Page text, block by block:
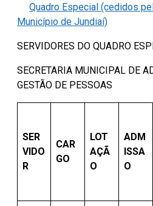
Quadro Especial (cedidos
Município de Jundiaí)
SERVIDORES DO QUADRO
SECRETARIA MUNICIPAL DE
GESTÃO DE PESSOAS
SER
VIDO
R
CAR
GO
LOT
AÇÃ
O
ADM
ISSA
O